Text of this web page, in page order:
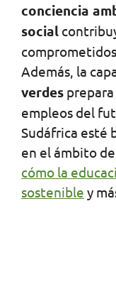
conciencia
social
Además, la
verdes
empleos del
Sudáfrica esté
en el ámbito
cómo la
sostenible y